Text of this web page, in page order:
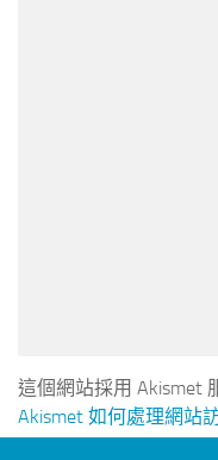
這個網站採用 Akismet
Akismet 如何處理網站